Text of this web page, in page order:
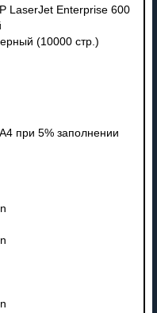
LaserJet Enterprise 600
(10000 стр.)
при 5% заполнении